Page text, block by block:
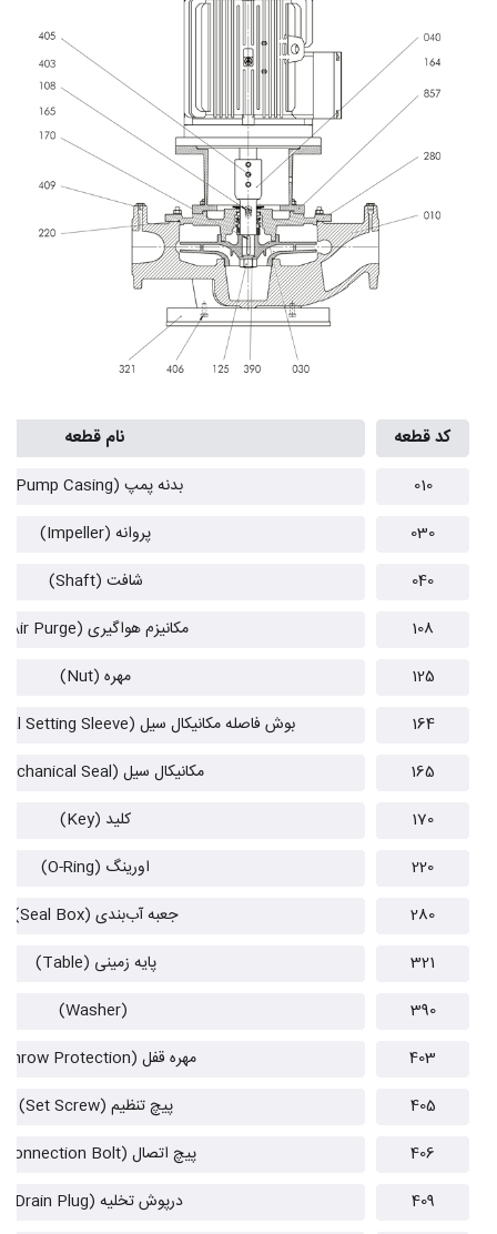
کد قطعه نام قطعه
010
بدنه پمپ (Pump Casing)
030
پروانه (Impeller)
040
شافت (Shaft)
108
مکانیزم هواگیری (Air Purge)
125
مهره (Nut)
164
بوش فاصله مکانیکال سیل (Mechanical Seal Setting Sleeve)
165
مکانیکال سیل (Mechanical Seal)
170
کلید (Key)
220
اورینگ (O-Ring)
280
جعبه آب‌بندی (Seal Box)
321
پایه زمینی (Table)
390
(Washer)
403
مهره قفل (Throw Protection)
405
پیچ تنظیم (Set Screw)
406
پیچ اتصال (Connection Bolt)
409
درپوش تخلیه (Drain Plug)